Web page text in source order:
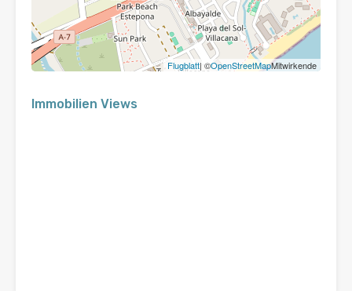
Flugblatt| ©OpenStreetMapMitwirkende
Immobilien Views